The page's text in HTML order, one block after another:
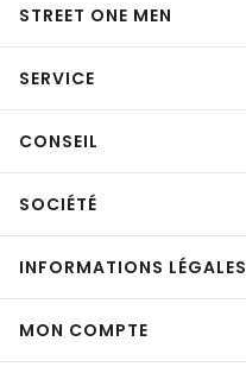
STREET ONE MEN
SERVICE
CONSEIL
SOCIÉTÉ
INFORMATIONS LÉGALES
MON COMPTE